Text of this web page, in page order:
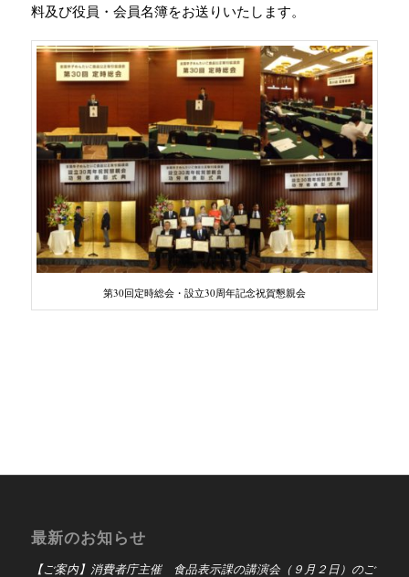
料及び役員・会員名簿をお送りいたします。
第30回定時総会・設立30周年記念祝賀懇親会
最新のお知らせ
【ご案内】消費者庁主催 食品表示課の講演会（９月２日）のご